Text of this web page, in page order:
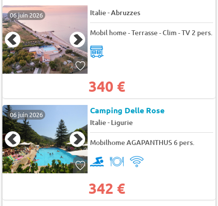
06 juin 2026 Italie-Abruzzes
Mobil home - Terrasse - Clim - TV 2 pers.
340 €
06 juin 2026 Camping Delle Rose
Italie- Ligurie
Mobilhome AGAPANTHUS 6 pers.
342 €